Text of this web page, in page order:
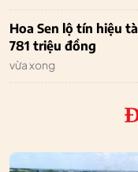
Hoa Sen lộ tín hiệu
781 triệu đồng
vừa xong